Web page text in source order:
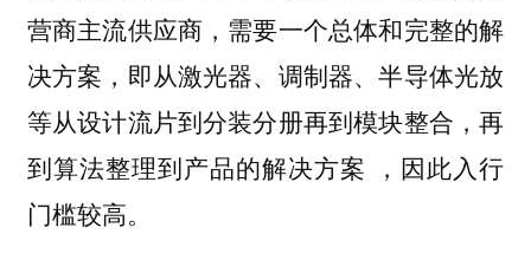
营商主流供应商，需要一个总体和完整的解
决方案，即从激光器、调制器、半导体光放
等从设计流片到分装分册再到模块整合，再
到算法整理到产品的解决方案 ，因此入行
门槛较高。